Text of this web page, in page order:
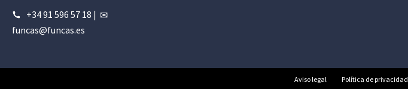
+34 91 596 57 18 |
funcas@funcas.es
Aviso legal Política de privacidad